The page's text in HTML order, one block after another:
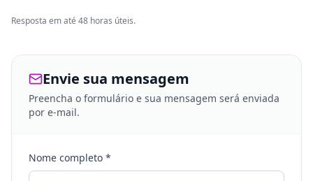
Resposta em até 48 horas úteis.
Envie sua mensagem
Preencha o formulário e sua mensagem será enviada
por e-mail.
Nome completo *